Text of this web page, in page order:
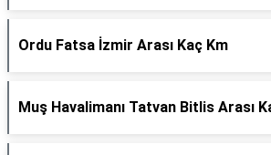
Ordu Fatsa İzmir Arası Kaç Km
Muş Havalimanı Tatvan Bitlis Arası